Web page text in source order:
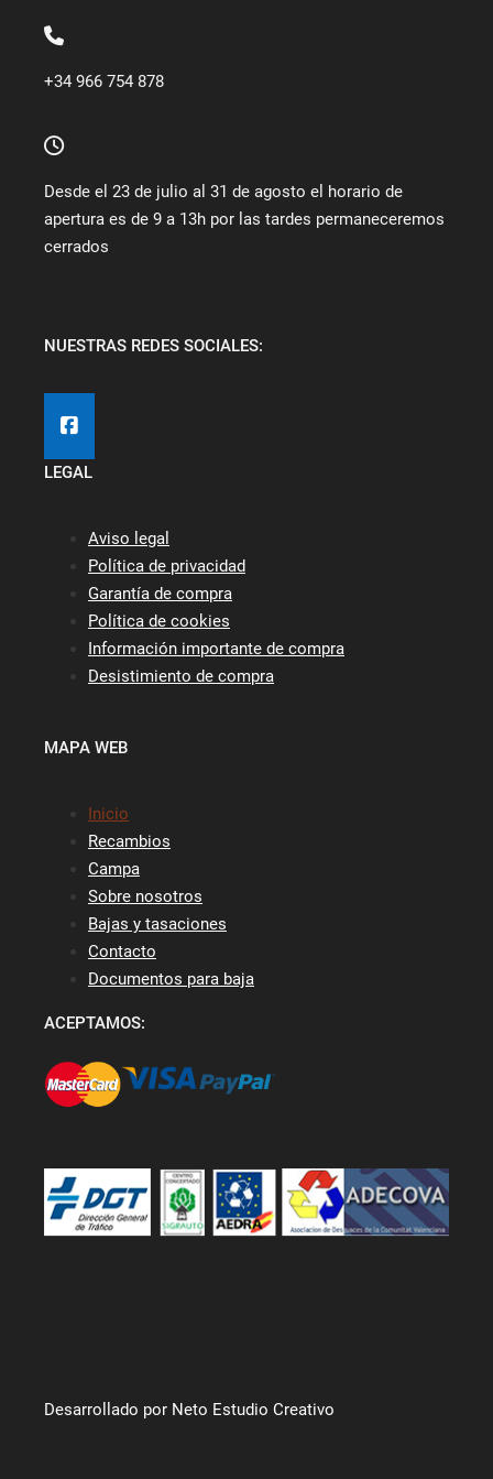
+34 966 754 878
Desde el 23 de julio al 31 de agosto el horario de
apertura es de 9 a 13h por las tardes permaneceremos
cerrados
NUESTRAS REDES SOCIALES:
LEGAL
Aviso legal
Política de privacidad
Garantía de compra
Política de cookies
Información importante de compra
Desistimiento de compra
MAPA WEB
Inicio
Recambios
Campa
Sobre nosotros
Bajas y tasaciones
Contacto
Documentos para baja
ACEPTAMOS:
Desarrollado por Neto Estudio Creativo